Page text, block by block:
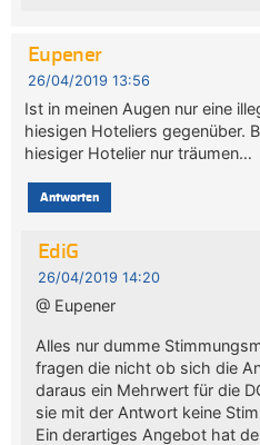
Eupener
26/04/2019 13:56
Ist in meinen Augen nur eine
hiesigen Hoteliers gegenüber.
hiesiger Hotelier nur träumen…
Antworten
EdiG
26/04/2019 14:20
@ Eupener
Alles nur dumme
fragen die nicht ob sich die
daraus ein Mehrwert für die
sie mit der Antwort keine
Ein derartiges Angebot hat